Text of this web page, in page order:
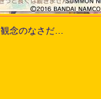
観念のなさだ…